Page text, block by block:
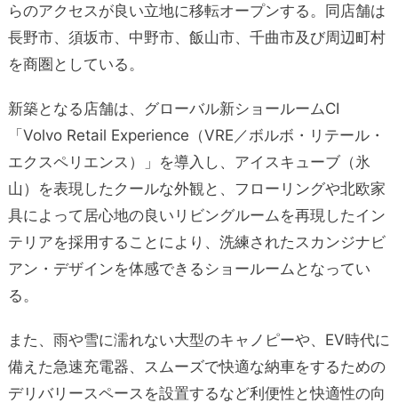
らのアクセスが良い立地に移転オープンする。同店舗は
長野市、須坂市、中野市、飯山市、千曲市及び周辺町村
を商圏としている。
新築となる店舗は、グローバル新ショールームCI
「Volvo Retail Experience（VRE／ボルボ・リテール・
エクスペリエンス）」を導入し、アイスキューブ（氷
山）を表現したクールな外観と、フローリングや北欧家
具によって居心地の良いリビングルームを再現したイン
テリアを採用することにより、洗練されたスカンジナビ
アン・デザインを体感できるショールームとなってい
る。
また、雨や雪に濡れない大型のキャノピーや、EV時代に
備えた急速充電器、スムーズで快適な納車をするための
デリバリースペースを設置するなど利便性と快適性の向